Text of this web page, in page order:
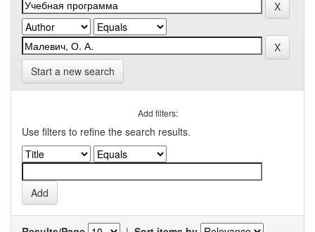
Start a new search
Add filters:
Use filters to refine the search results.